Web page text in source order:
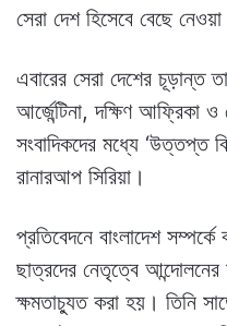
সেরা দেশ হিসেবে বেছে
এবারের সেরা দেশের চূড়ান্ত
আর্জেন্টিনা, দক্ষিণ আফ্রিকা
সংবাদিকদের মধ্যে ‘উত্তপ্ত
রানারআপ সিরিয়া।
প্রতিবেদনে বাংলাদেশ
ছাত্রদের নেতৃত্বে আন্দোলনের
ক্ষমতাচ্যুত করা হয়। তিনি